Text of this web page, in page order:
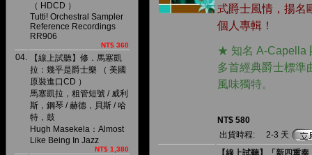
（ HDCD ）
Tutti! Orchestral Sampler
Reference Recordings
RR906
NT$ 360
04.
【線上試聽】修．馬塞凱
拉：幾乎是爵士樂 （ 美國
原裝進口CD ）
馬塞凱拉，粗管短號 / 威利
斯，鋼琴 / 赫德，貝斯 / 哈
特，鼓
Hugh Masekela：Almost
Like Being In Jazz
NT$ 1,380
式爵士風情，揚名
個人專輯！
★ 知名 A-Capella
多首經典爵士標準
風味獨特。
NT$ 580
出貨時程:
2-3 天
【線上試聽】「新四重